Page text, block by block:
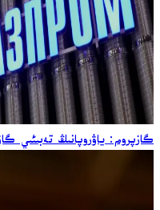
گازپروم: ياۋروپانىڭ تەبىئىي